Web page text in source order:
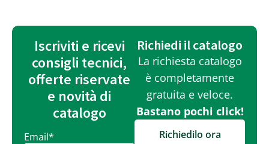
Iscriviti e ricevi
consigli tecnici,
offerte riservate
e novità di
catalogo
Email*
Richiedi il catalogo
La richiesta catalogo
è completamente
gratuita e veloce.
Bastano pochi click!
Richiedilo ora